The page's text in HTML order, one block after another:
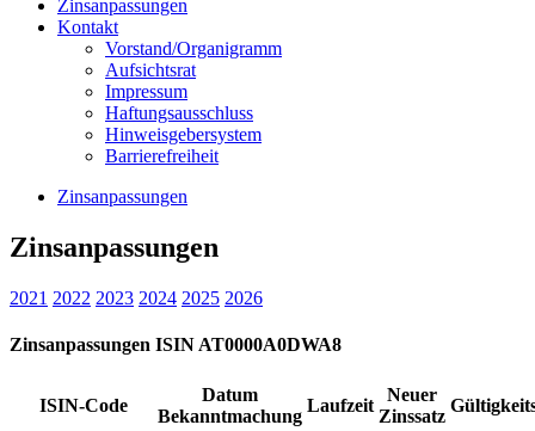
Zinsanpassungen
Kontakt
Vorstand/Organigramm
Aufsichtsrat
Impressum
Haftungsausschluss
Hinweisgebersystem
Barrierefreiheit
Zinsanpassungen
Zinsanpassungen
2021 2022 2023 2024 2025 2026
Zinsanpassungen ISIN AT0000A0DWA8
ISIN-Code
Datum
Bekanntmachung
Laufzeit
Neuer
Zinssatz